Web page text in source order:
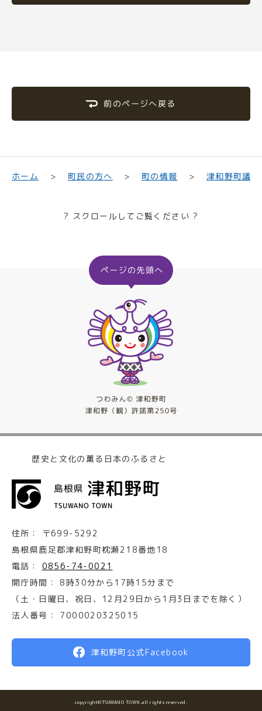
前のページへ戻る
ホーム 町民の方へ 町の情報 津和野町議会
? スクロールしてご覧ください ?
歴史と文化の薫る日本のふるさと
住所：
〒699-5292
島根県鹿足郡津和野町枕瀬218番地18
電話：
0856-74-0021
開庁時間：
8時30分から17時15分まで
（土・日曜日、祝日、12月29日から1月3日までを除く）
法人番号：
7000020325015
津和野町公式Facebook
copyright©TSUWANO TOWN.all rights reserved.